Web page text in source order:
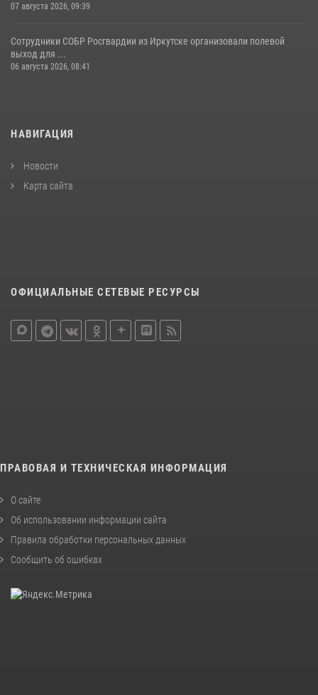
07 августа 2026, 09:39
Сотрудники СОБР Росгвардии из Иркутске организовали полевой
выход для ...
06 августа 2026, 08:41
НАВИГАЦИЯ
Новости
Карта сайта
ОФИЦИАЛЬНЫЕ СЕТЕВЫЕ РЕСУРСЫ
ПРАВОВАЯ И ТЕХНИЧЕСКАЯ ИНФОРМАЦИЯ
О сайте
Об использовании информации сайта
Правила обработки персональных данных
Сообщить об ошибках